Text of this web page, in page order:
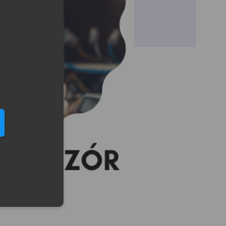
call
w formacie E164